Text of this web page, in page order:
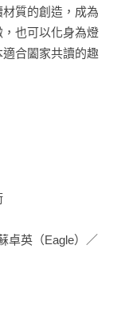
質的創造，成為
也可以化身為燈
合闔家共讀的趣
卓英（Eagle）／